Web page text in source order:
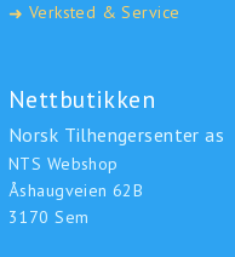
➜ Verksted & Service
Nettbutikken
Norsk Tilhengersenter as
NTS Webshop
Åshaugveien 62B
3170 Sem